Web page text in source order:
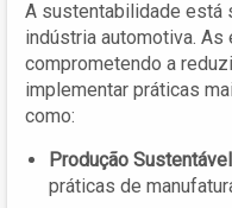
A sustentabilidade está
indústria automotiva.
comprometendo a
implementar práticas
como:
Produção
práticas de